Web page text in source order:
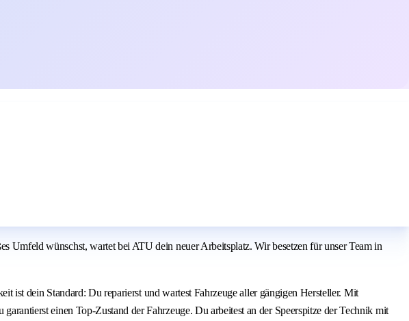
Umfeld wünschst, wartet bei ATU dein neuer Arbeitsplatz. Wir besetzen für unser Team in
ist dein Standard: Du reparierst und wartest Fahrzeuge aller gängigen Hersteller. Mit
einen Top-Zustand der Fahrzeuge. Du arbeitest an der Speerspitze der Technik mit